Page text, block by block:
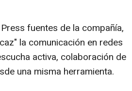
fuentes de la compañía,
la comunicación en redes
activa, colaboración de
una misma herramienta.